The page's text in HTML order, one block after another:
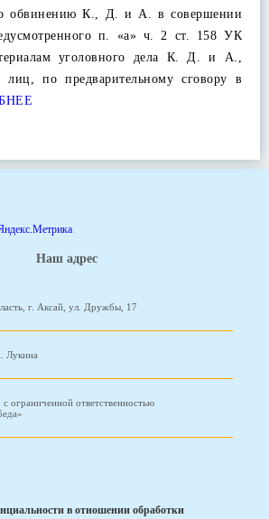
обвинению К., Д. и А. в совершении
п. «а» ч. 2 ст. 158 УК
уголовного дела К. Д. и А.,
лиц, по предварительному сговору в
Наш адрес
г. Аксай, ул. Дружбы, 17
Лукина
ограниченной ответственностью
в отношении обработки